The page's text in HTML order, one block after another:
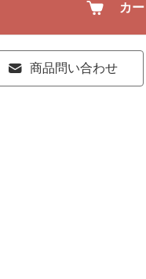
カ
商品問い合わせ